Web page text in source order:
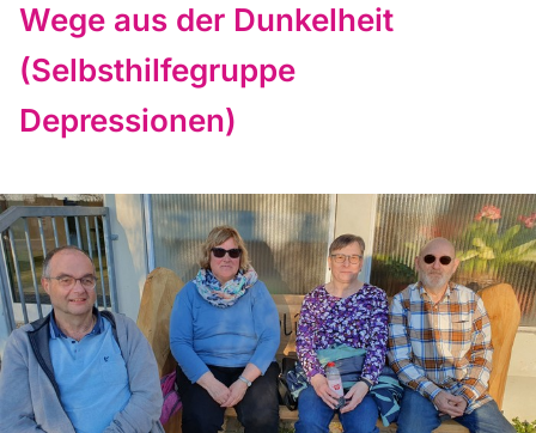
Wege aus der Dunkelheit
(Selbsthilfegruppe
Depressionen)